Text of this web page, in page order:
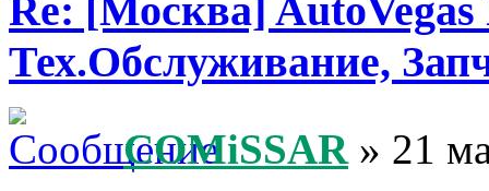
Re: [Москва]
Тех.Обслуживание,
COMiSSAR» 21